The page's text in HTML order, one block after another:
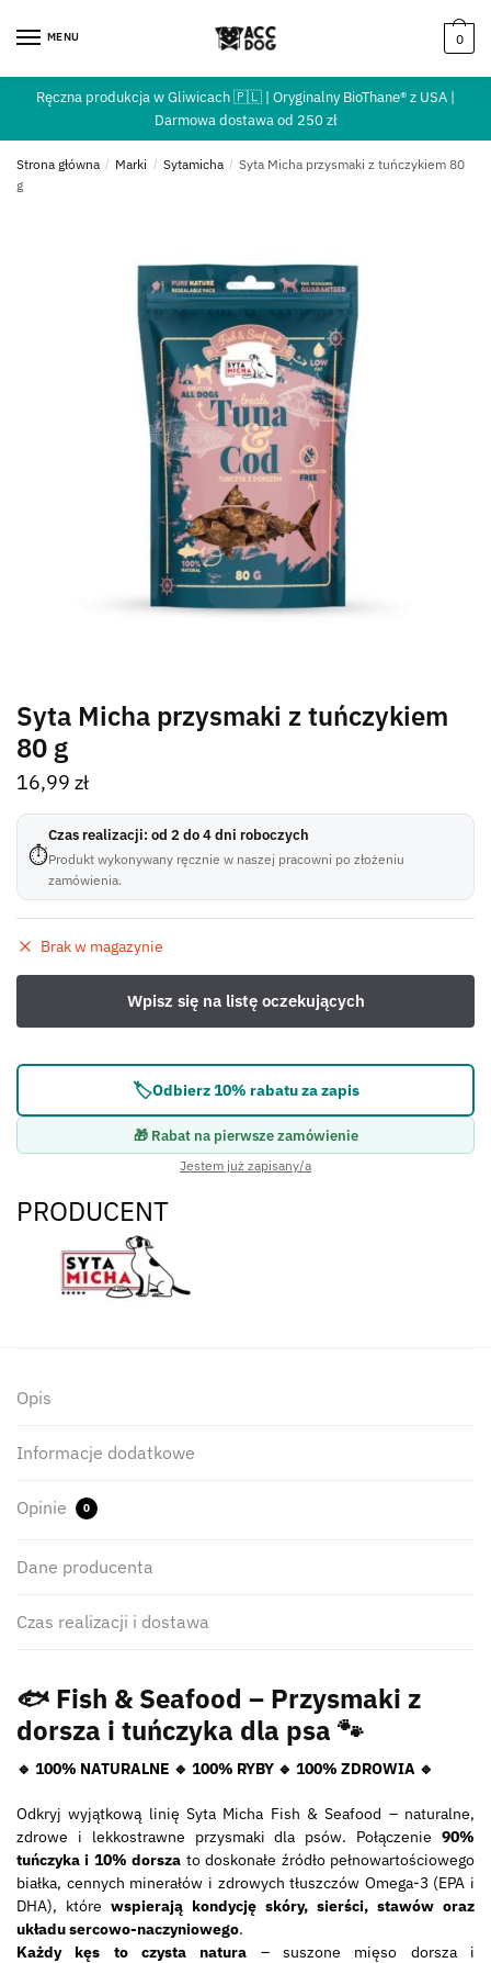
MENU 0
Ręczna produkcja w Gliwicach 🇵🇱 | Oryginalny BioThane® z USA |
Darmowa dostawa od 250 zł
Strona główna / Marki / Sytamicha / Syta Micha przysmaki z tuńczykiem 80
g
Syta Micha przysmaki z tuńczykiem
80 g
16,99 zł
⏱
Czas realizacji: od 2 do 4 dni roboczych
Produkt wykonywany ręcznie w naszej pracowni po złożeniu
zamówienia.
Brak w magazynie
🏷️Odbierz 10% rabatu za zapis
🎁 Rabat na pierwsze zamówienie
Jestem już zapisany/a
PRODUCENT
Opis
Informacje dodatkowe
Opinie 0
Dane producenta
Czas realizacji i dostawa
🐟 Fish & Seafood – Przysmaki z
dorsza i tuńczyka dla psa 🐾
🔹 100% NATURALNE 🔹 100% RYBY 🔹 100% ZDROWIA 🔹
Odkryj wyjątkową linię Syta Micha Fish & Seafood – naturalne,
zdrowe i lekkostrawne przysmaki dla psów. Połączenie 90%
tuńczyka i 10% dorsza to doskonałe źródło pełnowartościowego
białka, cennych minerałów i zdrowych tłuszczów Omega-3 (EPA i
DHA), które wspierają kondycję skóry, sierści, stawów oraz
układu sercowo-naczyniowego.
Każdy kęs to czysta natura – suszone mięso dorsza i